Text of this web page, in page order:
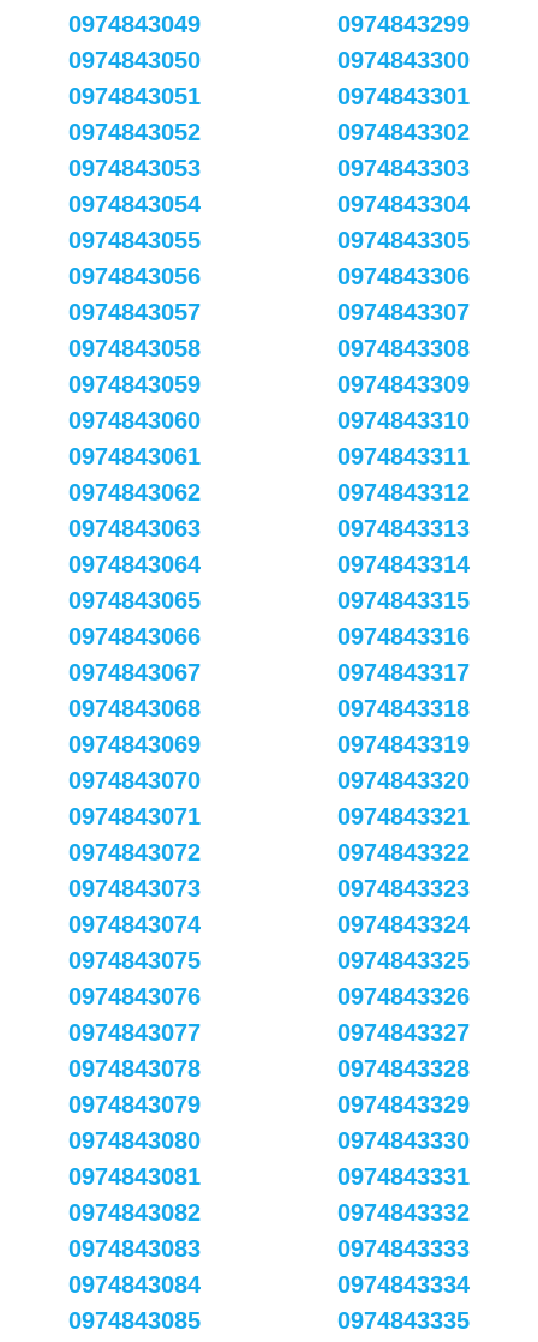
0974843049
0974843050
0974843051
0974843052
0974843053
0974843054
0974843055
0974843056
0974843057
0974843058
0974843059
0974843060
0974843061
0974843062
0974843063
0974843064
0974843065
0974843066
0974843067
0974843068
0974843069
0974843070
0974843071
0974843072
0974843073
0974843074
0974843075
0974843076
0974843077
0974843078
0974843079
0974843080
0974843081
0974843082
0974843083
0974843084
0974843085
0974843299
0974843300
0974843301
0974843302
0974843303
0974843304
0974843305
0974843306
0974843307
0974843308
0974843309
0974843310
0974843311
0974843312
0974843313
0974843314
0974843315
0974843316
0974843317
0974843318
0974843319
0974843320
0974843321
0974843322
0974843323
0974843324
0974843325
0974843326
0974843327
0974843328
0974843329
0974843330
0974843331
0974843332
0974843333
0974843334
0974843335